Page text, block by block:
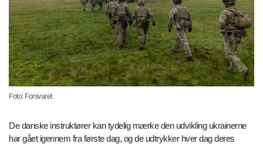
Foto: Forsvaret
De danske instruktører kan tydelig mærke den udvikling ukrainerne
har gået igennem fra første dag, og de udtrykker hver dag deres